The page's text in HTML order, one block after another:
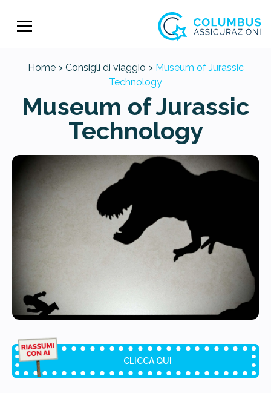
Home > Consigli di viaggio > Museum of Jurassic
Technology
Museum of Jurassic
Technology
CLICCA QUI